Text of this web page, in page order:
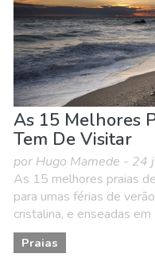
As 15 Melhores
Tem De Visitar
por Hugo Mamede - 24
As 15 melhores praias
para umas férias de
cristalina, e enseadas em
Praias